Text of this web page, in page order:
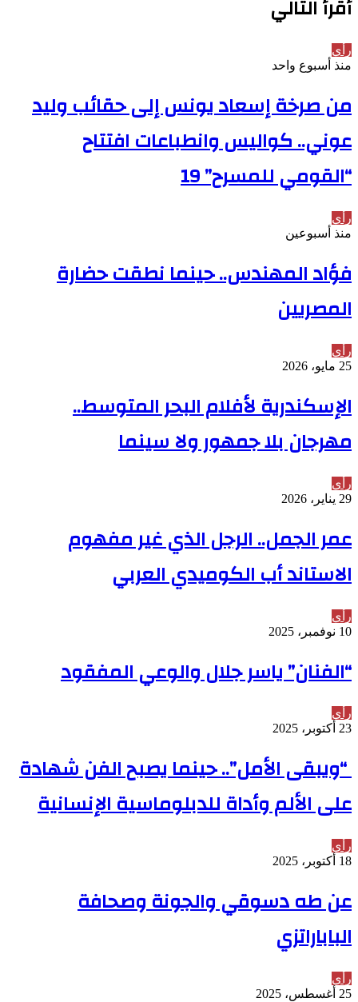
أقرأ التالي
رأي
منذ أسبوع واحد
من صرخة إسعاد يونس إلى حقائب وليد
عوني.. كواليس وانطباعات افتتاح
“القومي للمسرح” 19
رأي
منذ أسبوعين
فؤاد المهندس.. حينما نطقت حضارة
المصريين
رأي
25 مايو، 2026
الإسكندرية لأفلام البحر المتوسط..
مهرجان بلا جمهور ولا سينما
رأي
29 يناير، 2026
عمر الجمل.. الرجل الذي غير مفهوم
الاستاند أب الكوميدي العربي
رأي
10 نوفمبر، 2025
“الفنان” ياسر جلال والوعي المفقود
رأي
23 أكتوبر، 2025
“ويبقى الأمل”.. حينما يصبح الفن شهادة
على الألم وأداة للدبلوماسية الإنسانية
رأي
18 أكتوبر، 2025
عن طه دسوقي والجونة وصحافة
الباباراتزي
رأي
25 أغسطس، 2025